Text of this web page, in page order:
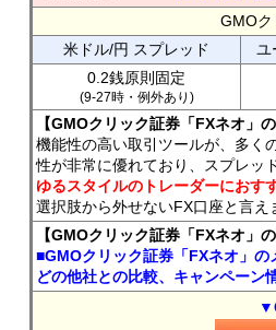
GMOク
米ドル/円 スプレッド
ユ
0.2銭原則固定
(9-27時・例外あり)
【GMOクリック証券「FXネオ」
機能性の高い取引ツールが、多く
性が非常に優れており、スプレッ
ゆるスタイルのトレーダーにおす
選択肢から外せないFX口座と言え
【GMOクリック証券「FXネオ」の
■GMOクリック証券「FXネオ」
どの他社との比較、キャンペーン